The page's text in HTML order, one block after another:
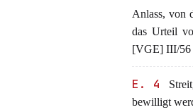
Anlass, von
das Urteil
[VGE] III/56
E. 4
bewilligt